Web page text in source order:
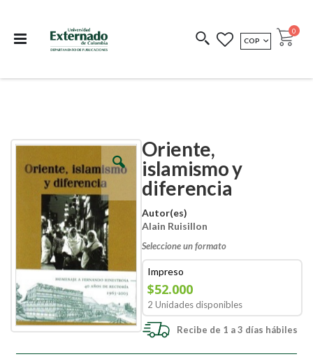
COEDICIONES REDIMIR CÓDIGO
MONEDA
COP Cart
0
Oriente,
islamismo y
diferencia
Autor(es)
Alain Ruisillon
Seleccione un formato
Impreso
$52.000
2 Unidades disponibles
Recibe de 1 a 3 días hábiles
Skip
Skip
beginning